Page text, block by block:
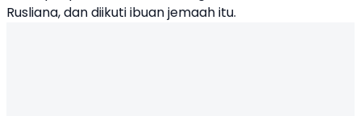
Rusliana, dan diikuti ibuan jemaah itu.